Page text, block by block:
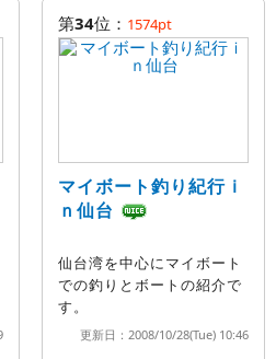
第34位： 1574pt
マイボート釣り紀行ｉ
ｎ仙台
仙台湾を中心にマイボート
での釣りとボートの紹介で
す。
更新日：2008/10/28(Tue) 10:46